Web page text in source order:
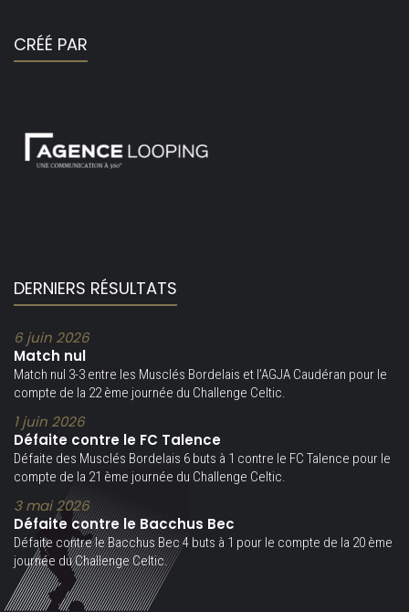
CRÉÉ PAR
DERNIERS RÉSULTATS
6 juin 2026
Match nul
Match nul 3-3 entre les Musclés Bordelais et l’AGJA Caudéran pour le
compte de la 22 ème journée du Challenge Celtic.
1 juin 2026
Défaite contre le FC Talence
Défaite des Musclés Bordelais 6 buts à 1 contre le FC Talence pour le
compte de la 21 ème journée du Challenge Celtic.
3 mai 2026
Défaite contre le Bacchus Bec
Défaite contre le Bacchus Bec 4 buts à 1 pour le compte de la 20 ème
journée du Challenge Celtic.